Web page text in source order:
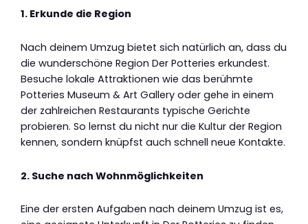
1. Erkunde die Region
Nach deinem Umzug bietet sich natürlich an, dass du
die wunderschöne Region Der Potteries erkundest.
Besuche lokale Attraktionen wie das berühmte
Potteries Museum & Art Gallery oder gehe in einem
der zahlreichen Restaurants typische Gerichte
probieren. So lernst du nicht nur die Kultur der Region
kennen, sondern knüpfst auch schnell neue Kontakte.
2. Suche nach Wohnmöglichkeiten
Eine der ersten Aufgaben nach deinem Umzug ist es,